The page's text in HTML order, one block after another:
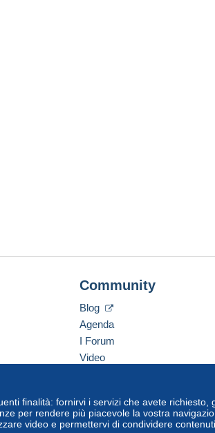
finalità: fornirvi i servizi che avete richiesto,
per rendere più piacevole la vostra
video e permettervi di condividere
Community
Blog
Agenda
I Forum
Video
Vevay Versione standard